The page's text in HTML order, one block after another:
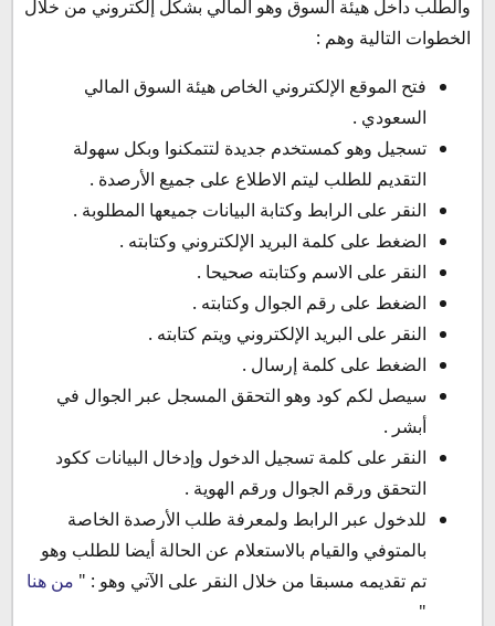
والطلب داخل هيئة السوق وهو المالي بشكل إلكتروني من خلال
الخطوات التالية وهم :
فتح الموقع الإلكتروني الخاص هيئة السوق المالي
السعودي .
تسجيل وهو كمستخدم جديدة لتتمكنوا وبكل سهولة
التقديم للطلب ليتم الاطلاع على جميع الأرصدة .
النقر على الرابط وكتابة البيانات جميعها المطلوبة .
الضغط على كلمة البريد الإلكتروني وكتابته .
النقر على الاسم وكتابته صحيحا .
الضغط على رقم الجوال وكتابته .
النقر على البريد الإلكتروني ويتم كتابته .
الضغط على كلمة إرسال .
سيصل لكم كود وهو التحقق المسجل عبر الجوال في
أبشر .
النقر على كلمة تسجيل الدخول وإدخال البيانات ككود
التحقق ورقم الجوال ورقم الهوية .
للدخول عبر الرابط ولمعرفة طلب الأرصدة الخاصة
بالمتوفي والقيام بالاستعلام عن الحالة أيضا للطلب وهو
تم تقديمه مسبقا من خلال النقر على الآتي وهو : " من هنا
"